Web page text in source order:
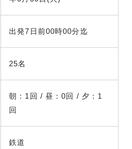
出発7日前00時00分迄
25名
朝：1回 / 昼：0回 / 夕：1
回
鉄道